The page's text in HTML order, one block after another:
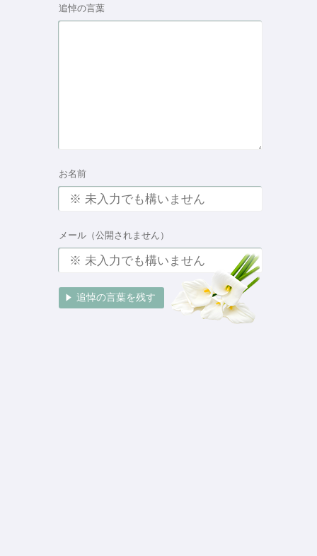
追悼の言葉
お名前
メール（公開されません）